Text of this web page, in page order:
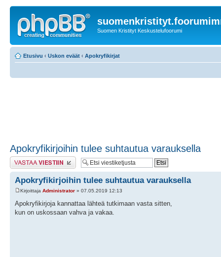
Suomen Kristityt Keskustelufoorumi
Etusivu ‹ Uskon eväät ‹ Apokryfikirjat
Apokryfikirjoihin tulee suhtautua varauksella
Lähetä vastaus
Apokryfikirjoihin tulee suhtautua varauksella
Kirjoittaja Administrator » 07.05.2019 12:13
Apokryfikirjoja kannattaa lähteä tutkimaan vasta sitten,
kun on uskossaan vahva ja vakaa.